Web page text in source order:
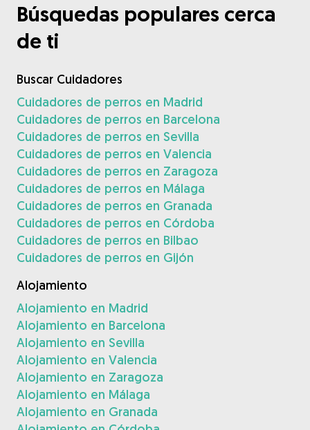
Búsquedas populares cerca
de ti
Buscar Cuidadores
Cuidadores de perros en Madrid
Cuidadores de perros en Barcelona
Cuidadores de perros en Sevilla
Cuidadores de perros en Valencia
Cuidadores de perros en Zaragoza
Cuidadores de perros en Málaga
Cuidadores de perros en Granada
Cuidadores de perros en Córdoba
Cuidadores de perros en Bilbao
Cuidadores de perros en Gijón
Alojamiento
Alojamiento en Madrid
Alojamiento en Barcelona
Alojamiento en Sevilla
Alojamiento en Valencia
Alojamiento en Zaragoza
Alojamiento en Málaga
Alojamiento en Granada